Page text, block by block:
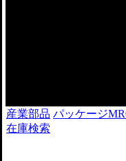
産業部品 パッケージ
在庫検索